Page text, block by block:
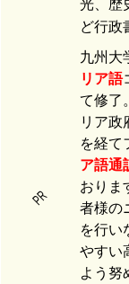
光、歴
ど行政
PR
九州大
リア語
て修了
リア政
を経て
ア語通
おりま
者様の
を行い
やすい
よう努